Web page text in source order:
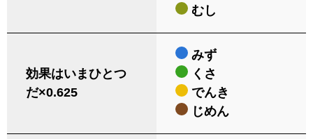
むし
効果はいまひとつ
だ×0.625
みず
くさ
でんき
じめん